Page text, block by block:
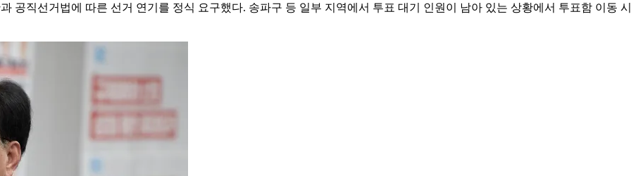
공직선거법에 따른 선거 연기를 정식 요구했다. 송파구 등 일부 지역에서 투표 대기 인원이 남아 있는 상황에서 투표함 이동 시